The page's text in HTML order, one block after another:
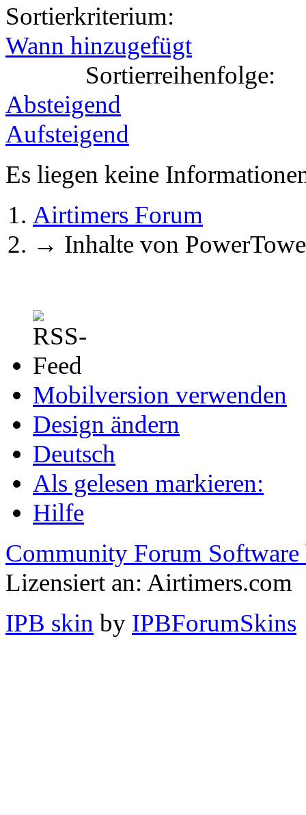
Sortierkriterium:
Wann hinzugefügt
Sortierreihenfolge:
Absteigend
Aufsteigend
Es liegen keine
Airtimers Forum
→ Inhalte von
Mobilversion verwenden
Design ändern
Deutsch
Als gelesen markieren:
Hilfe
Community Forum Software
Lizensiert an: Airtimers.com
IPB skin by IPBForumSkins